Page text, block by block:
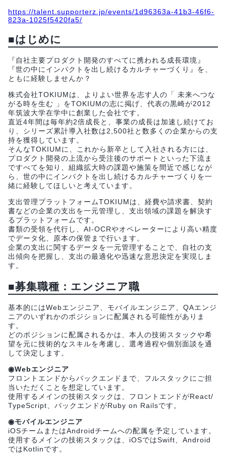
https://talent.supporterz.jp/events/1d96363a-41b3-46f6-
823a-1025f5420fa5/
■はじめに
『自社主要プロダクト開発のすべてに携われる成長環境』
『世の中にインパクトを出し続けるカルチャーづくり』を、
ともに経験しませんか？
株式会社TOKIUMは、よりよい世界を志す人の「 未来へつな
がる時を生む 」をTOKIUMの志に掲げ、代表の黒崎が2012
年筑波大学在学中に創業した会社です。
直近4年間は毎年約2倍成長と、事業の成長は加速し続けてお
り、シリーズ累計導入社数は2,500社と数多くの企業からの支
持を獲得しています。
そんなTOKIUMに、これから新卒として入社される方には、
プロダクト開発の上流から受注後のサポートといった下流ま
ですべてを知り、組織拡大時の課題や施策を間近で感じなが
ら、世の中にインパクトを出し続けるカルチャーづくりを一
緒に経験してほしいと考えています。
支出管理プラットフォームTOKIUMは、経費や請求書、契約
書などの企業の支出を一元管理し、支出領域の課題を解決す
るプラットフォームです。
書類の受領を代行し、AI-OCRやオペレーターにより高い精度
でデータ化、原本の保管まで行います。
企業の支出に関するデータを一元管理することで、自社の支
出傾向を把握し、支出の最適化や迅速な意思決定を実現しま
す。
■募集職種：エンジニア職
基本的にはWebエンジニア、モバイルエンジニア、QAエンジ
ニアのいずれかのポジションに配属される可能性がありま
す。
どのポジションに配属されるかは、本人の技術スタックや希
望を元に技術的なスキルを考慮し、選考過程や個別面談を通
して決定します。
◉Webエンジニア
フロントエンドからバックエンドまで、フルスタックにご担
当いただくことを想定しています。
使用するメインの技術スタックは、フロントエンドがReact/
TypeScript、バックエンドがRuby on Railsです。
◉モバイルエンジニア
iOSチームまたはAndroidチームへの配属を予定しています。
使用するメインの技術スタックは、iOSではSwift、Android
ではKotlinです。